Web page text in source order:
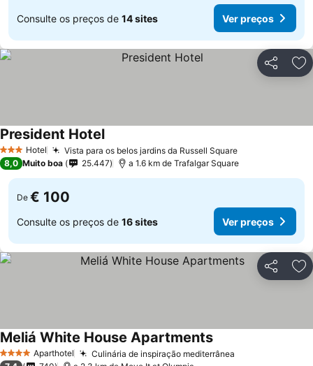
Consulte os preços de 14 sites Ver preços
Partilhar
3 EstrelasHotel Vista para os belos jardins da Russell Square
President Hotel
8,0 Muito boa 25.447 a 1.6 km de Trafalgar Square
De € 100
Consulte os preços de 16 sites Ver preços
Partilhar
4 EstrelasAparthotel Culinária de inspiração mediterrânea
Meliá White House Apartments